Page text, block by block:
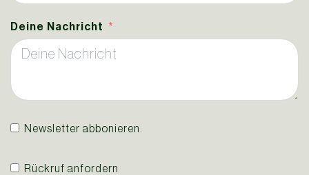
Deine Nachricht
Newsletter abbonieren.
Rückruf anfordern